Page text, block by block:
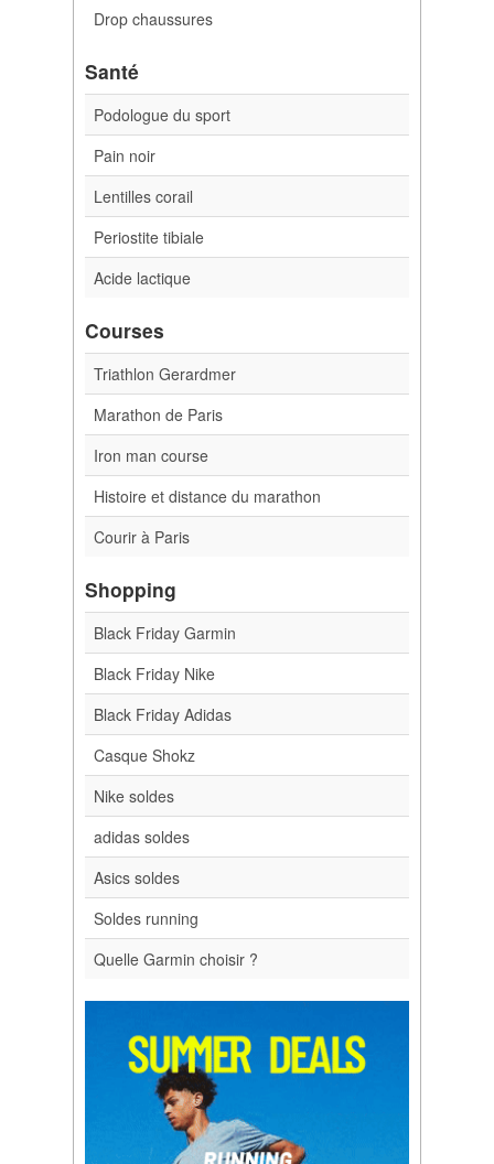
Drop chaussures
Santé
Podologue du sport
Pain noir
Lentilles corail
Periostite tibiale
Acide lactique
Courses
Triathlon Gerardmer
Marathon de Paris
Iron man course
Histoire et distance du marathon
Courir à Paris
Shopping
Black Friday Garmin
Black Friday Nike
Black Friday Adidas
Casque Shokz
Nike soldes
adidas soldes
Asics soldes
Soldes running
Quelle Garmin choisir ?